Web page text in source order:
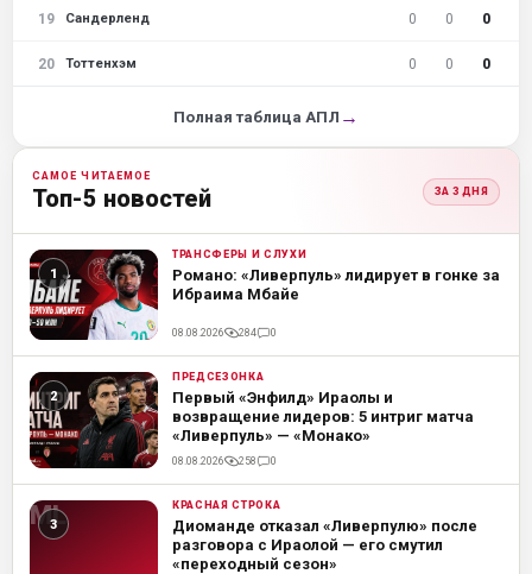
19 Сандерленд 0 0 0
20 Тоттенхэм 0 0 0
Полная таблица АПЛ →
САМОЕ ЧИТАЕМОЕ
Топ-5 новостей ЗА 3 ДНЯ
ML ТРАНСФЕРЫ И СЛУХИ
Романо: «Ливерпуль» лидирует в гонке за
Ибраима Мбайе
08.08.2026 284 0
ML ПРЕДСЕЗОНКА
Первый «Энфилд» Ираолы и
возвращение лидеров: 5 интриг матча
«Ливерпуль» — «Монако»
08.08.2026 258 0
ML КРАСНАЯ СТРОКА
Диоманде отказал «Ливерпулю» после
разговора с Ираолой — его смутил
«переходный сезон»